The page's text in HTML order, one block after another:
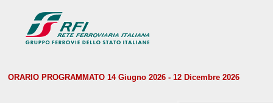
ORARIO PROGRAMMATO 14 Giugno 2026 - 12 Dicembre 2026